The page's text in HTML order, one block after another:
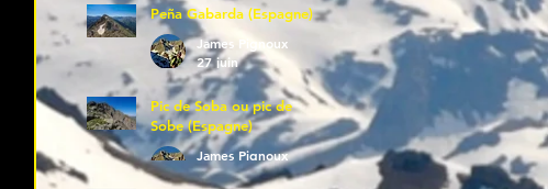
Peña Gabarda (Espagne)
James Pignoux
27 juin
Pic de Soba ou pic de
Sobe (Espagne)
James Pignoux
25 juin